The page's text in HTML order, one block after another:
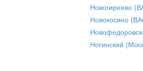
Новогиреево
Новокосино
Ногинский